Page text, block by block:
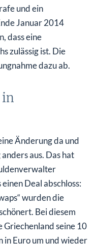
und ein
Januar 2014
dass eine
zulässig ist. Die
dazu ab.
in
Änderung da und
aus. Das hat
Deal abschloss:
wurden die
Bei diesem
Griechenland seine 10
in Euro um und wieder